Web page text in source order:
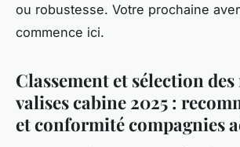
ou robustesse. Votre prochaine
commence ici.
Classement et sélection
valises cabine 2025 :
et conformité compagnies